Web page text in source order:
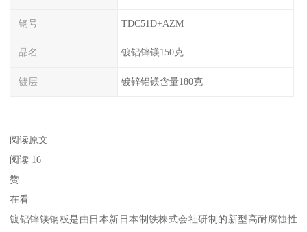
钢号 TDC51D+AZM
品名 镀铝锌镁150克
镀层 镀锌铝镁含量180克
阅读原文
阅读 16
赞
在看
镀铝锌镁钢板是由日本新日本制铁株式会社研制的新型高耐腐蚀性